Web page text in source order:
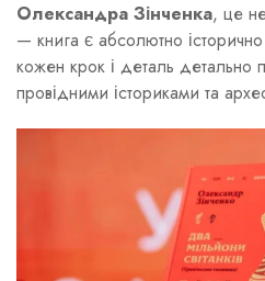
Олександра Зінченка, це
— книга є абсолютно
кожен крок і деталь детально
провідними істориками та